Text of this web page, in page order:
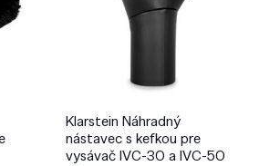
Klarstein Náhradný
nástavec s kefkou pre
vysávač IVC-30 a IVC-50